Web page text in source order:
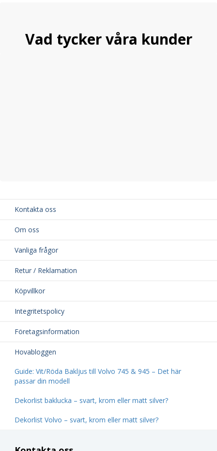
Vad tycker våra kunder
Kontakta oss
Om oss
Vanliga frågor
Retur / Reklamation
Köpvillkor
Integritetspolicy
Företagsinformation
Hovabloggen
Guide: Vit/Röda Bakljus till Volvo 745 & 945 – Det här
passar din modell
Dekorlist baklucka – svart, krom eller matt silver?
Dekorlist Volvo – svart, krom eller matt silver?